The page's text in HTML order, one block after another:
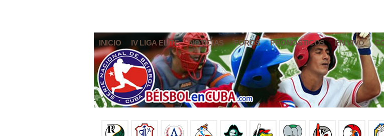
INICIO IV LIGA ELITE NOTICIAS FOROS PRONÓSTICOS EN VIVO